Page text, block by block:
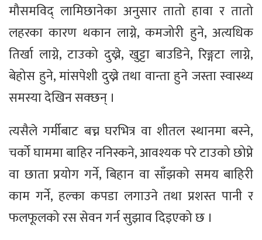
मौसमविद् लामिछानेका अनुसार तातो हावा र तातो
लहरका कारण थकान लाग्ने, कमजोरी हुने, अत्यधिक
तिर्खा लाग्ने, टाउको दुख्ने, खुट्टा बाउडिने, रिङ्गटा लाग्ने,
बेहोस हुने, मांसपेशी दुख्ने तथा वान्ता हुने जस्ता स्वास्थ्य
समस्या देखिन सक्छन् ।
त्यसैले गर्मीबाट बच्न घरभित्र वा शीतल स्थानमा बस्ने,
चर्को घाममा बाहिर ननिस्कने, आवश्यक परे टाउको छोप्ने
वा छाता प्रयोग गर्ने, बिहान वा साँझको समय बाहिरी
काम गर्ने, हल्का कपडा लगाउने तथा प्रशस्त पानी र
फलफूलको रस सेवन गर्न सुझाव दिइएको छ ।